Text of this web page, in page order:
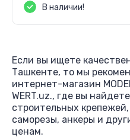
В наличии!
Если вы ищете
Ташкенте, то мы
интернет-магазин
WERT.uz., где вы
строительных крепежей,
саморезы, анкеры и
ценам.